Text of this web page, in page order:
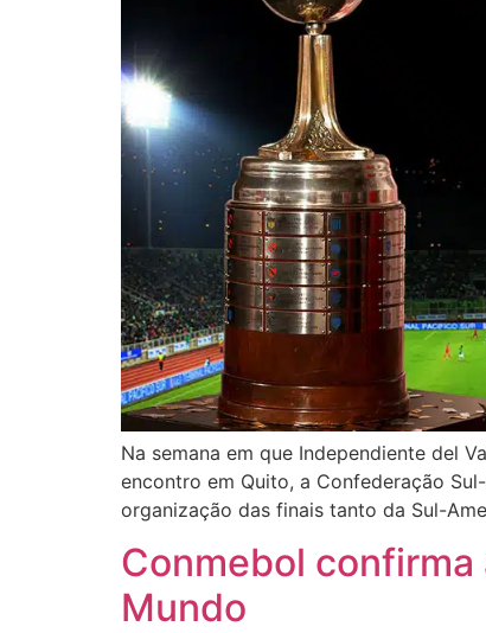
Na semana em que Independiente del
encontro em Quito, a Confederação
organização das finais tanto da Sul-
Conmebol confirma
Mundo